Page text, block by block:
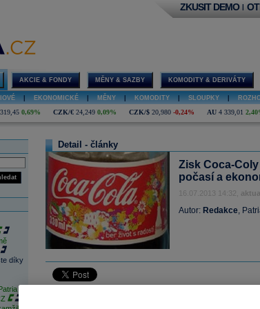
ZKUSIT DEMO |
AKCIE & FONDY MĚNY & SAZBY KOMODITY & DERIVÁTY
EKONOMICKÉ MĚNY KOMODITY SLOUPKY
0,69% CZK/€ 24,249 0,09% CZK/$ 20,980 -0,24% AU 4 339,01
díky
Detail - články
Zisk Coca-
počasí a
16.07.2013 14:32,
Autor: Redakce,